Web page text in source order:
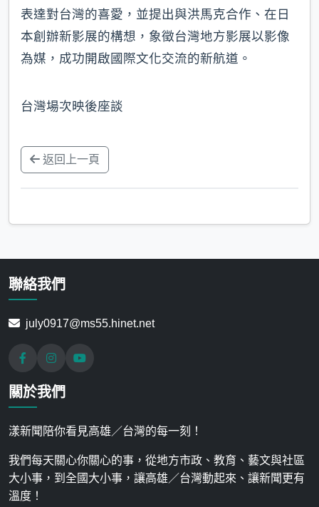
表達對台灣的喜愛，並提出與洪馬克合作、在日
本創辦新影展的構想，象徵台灣地方影展以影像
為媒，成功開啟國際文化交流的新航道。
台灣場次映後座談
返回上一頁
聯絡我們
july0917@ms55.hinet.net
關於我們
漾新聞陪你看見高雄／台灣的每一刻！
我們每天關心你關心的事，從地方市政、教育、藝文與社區
大小事，到全國大小事，讓高雄／台灣動起來、讓新聞更有
溫度！